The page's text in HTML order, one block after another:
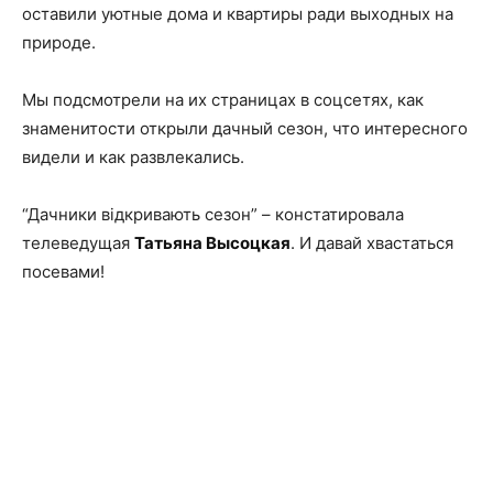
оставили уютные дома и квартиры ради выходных на
природе.
Мы подсмотрели на их страницах в соцсетях, как
знаменитости открыли дачный сезон, что интересного
видели и как развлекались.
“Дачники відкривають сезон” – констатировала
телеведущая Татьяна Высоцкая. И давай хвастаться
посевами!